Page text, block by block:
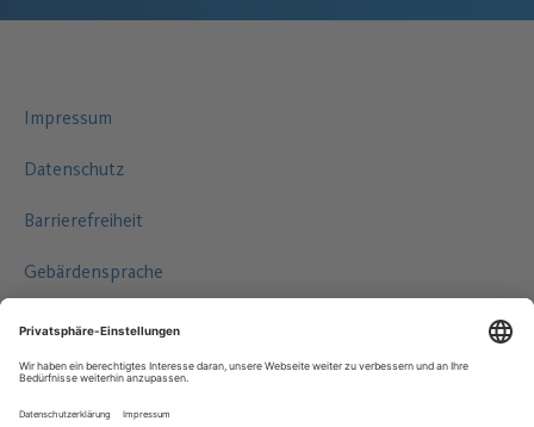
Impressum
Datenschutz
Barrierefreiheit
Gebärdensprache
Leichte Sprache